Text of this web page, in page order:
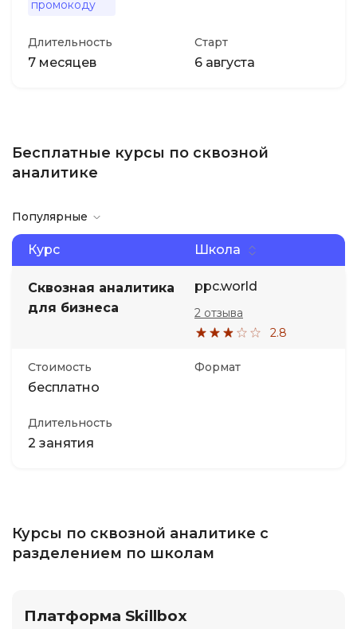
промокоду
Длительность
7 месяцев
Старт
6 августа
Бесплатные курсы по сквозной
аналитике
Популярные
Курс Школа
Сквозная аналитика
для бизнеса
ppc.world
2.8
2 отзыва
Стоимость
бесплатно
Формат
Длительность
2 занятия
Курсы по сквозной аналитике с
разделением по школам
Платформа Skillbox